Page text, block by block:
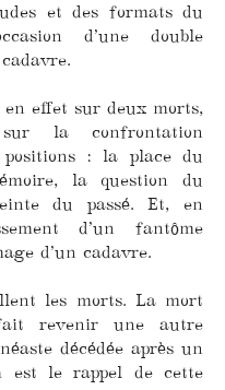
et des formats du
d’une double
effet sur deux morts,
la confrontation
positions : la place du
la question du
du passé. Et, en
d’un fantôme
d’un cadavre.
les morts. La mort
revenir une autre
décédée après un
est le rappel de cette